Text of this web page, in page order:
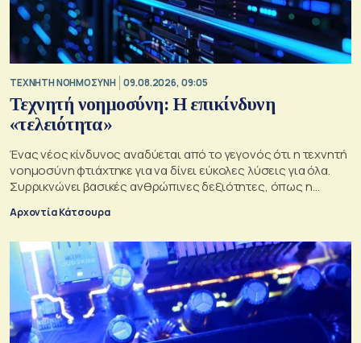
TΕΧΝΗΤΗ ΝΟΗΜΟΣΥΝΗ 09.08.2026, 09:05
Τεχνητή νοημοσύνη: Η επικίνδυνη
«τελειότητα»
Ένας νέος κίνδυνος αναδύεται από το γεγονός ότι η τεχνητή
νοημοσύνη φτιάχτηκε για να δίνει εύκολες λύσεις για όλα.
Συρρικνώνει βασικές ανθρώπινες δεξιότητες, όπως η
Αρχοντία Κάτσουρα